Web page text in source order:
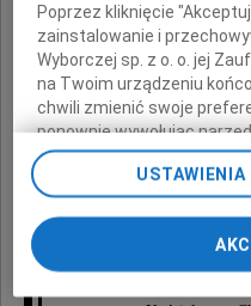
Anioł o ogromnym sercu,
mąż Piotr,
Msza
Poprzez kliknięcie
zainstalowanie i
Wyborczej sp. z o. o. jej
na Twoim urządzeniu
chwili zmienić swoje
ponownie wywołując
preferencjami dot.
odnośnik „Ustawienia
przechodząc do sekcji
Zmiana ustawień plików
pomocą ustawień
My, nasi Zaufani Partnerzy
USTAWIENIA